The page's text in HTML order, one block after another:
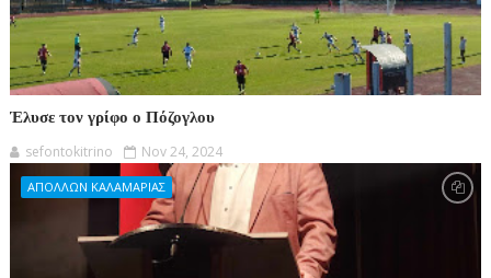
Έλυσε τον γρίφο ο Πόζογλου
sefontokitrino Nov 24, 2024
ΑΠΟΛΛΩΝ ΚΑΛΑΜΑΡΙΑΣ